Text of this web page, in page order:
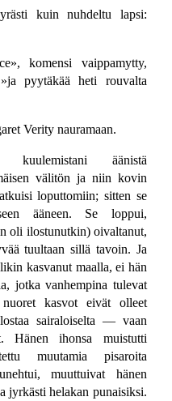
kuin nuhdeltu lapsi:
komensi vaippamytty,
pyytäkää heti rouvalta
Verity nauramaan.
äänistä
välitön ja niin kovin
loputtomiin; sitten se
ääneen. Se loppui,
oli ilostunutkin) oivaltanut,
tuultaan sillä tavoin. Ja
kasvanut maalla, ei hän
jotka vanhempina tulevat
nuoret kasvot eivät olleet
sairaloiselta — vaan
Hänen ihonsa muistutti
muutamia pisaroita
muuttuivat hänen
jyrkästi helakan punaisiksi.